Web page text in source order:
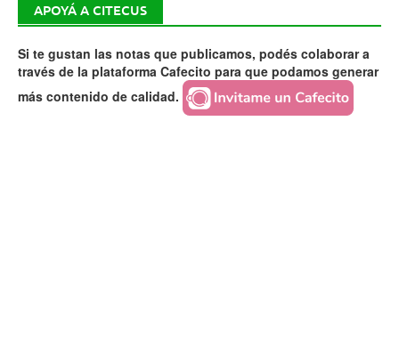
APOYÁ A CITECUS
Si te gustan las notas que publicamos, podés colaborar a
través de la plataforma Cafecito para que podamos generar
más contenido de calidad.